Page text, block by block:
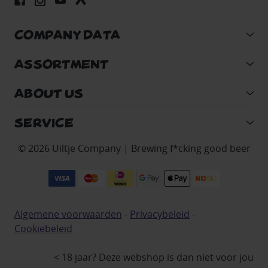
COMPANY DATA
ASSORTMENT
ABOUT US
SERVICE
© 2026 Uiltje Company | Brewing f*cking good beer
Algemene voorwaarden - Privacybeleid -
Cookiebeleid
< 18 jaar? Deze webshop is dan niet voor jou